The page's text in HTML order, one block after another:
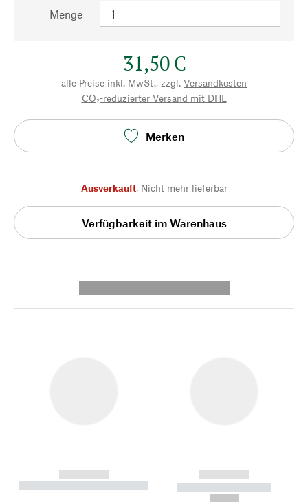
Menge
31,50 €
alle Preise inkl. MwSt., zzgl. Versandkosten
CO₂-reduzierter Versand mit DHL
Merken
Ausverkauft, Nicht mehr lieferbar
Verfügbarkeit im Warenhaus
------------
----------- ----------- --------
------------
----------- -----------